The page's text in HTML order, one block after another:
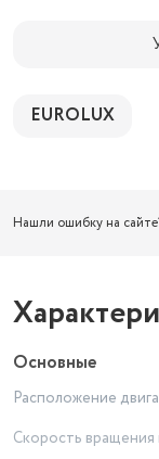
EUROLUX
Нашли ошибку на
Основные
Расположение
Скорость вращения